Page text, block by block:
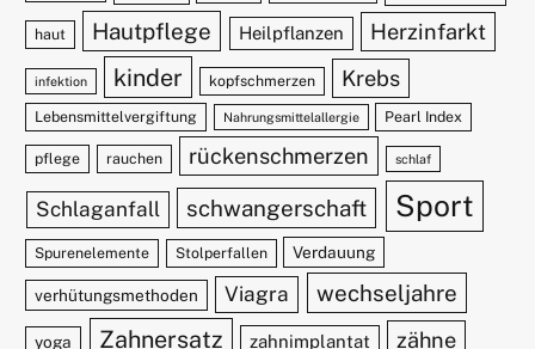
haut Hautpflege Heilpflanzen Herzinfarkt
infektion kinder kopfschmerzen Krebs
Lebensmittelvergiftung Nahrungsmittelallergie Pearl Index
pflege rauchen rückenschmerzen schlaf
Schlaganfall schwangerschaft Sport
Spurenelemente Stolperfallen Verdauung
verhütungsmethoden Viagra wechseljahre
yoga Zahnersatz zahnimplantat zähne